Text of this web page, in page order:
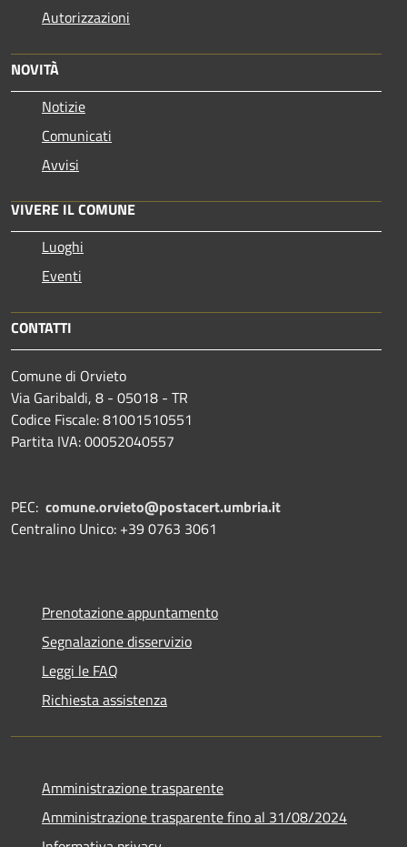
Autorizzazioni
NOVITÀ
Notizie
Comunicati
Avvisi
VIVERE IL COMUNE
Luoghi
Eventi
CONTATTI
Comune di Orvieto
Via Garibaldi, 8 - 05018 - TR
Codice Fiscale: 81001510551
Partita IVA: 00052040557
PEC: comune.orvieto@postacert.umbria.it
Centralino Unico: +39 0763 3061
Prenotazione appuntamento
Segnalazione disservizio
Leggi le FAQ
Richiesta assistenza
Amministrazione trasparente
Amministrazione trasparente fino al 31/08/2024